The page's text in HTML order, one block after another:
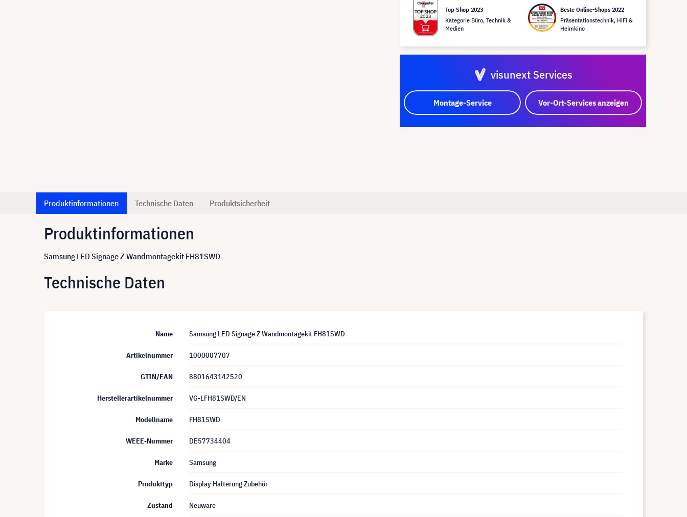
Top Shop 2023
Kategorie Büro, Technik &
Medien
Beste Online-Shops 2022
Präsentationstechnik, HiFi &
Heimkino
visunext Services
Montage-Service Vor-Ort-Services anzeigen
Produktinformationen Technische Daten Produktsicherheit
Produktinformationen
Samsung LED Signage Z Wandmontagekit FH81SWD
Technische Daten
Name Samsung LED Signage Z Wandmontagekit FH81SWD
Artikelnummer 1000007707
GTIN/EAN 8801643142520
Herstellerartikelnummer VG-LFH81SWD/EN
Modellname FH81SWD
WEEE-Nummer DE57734404
Marke Samsung
Produkttyp Display Halterung Zubehör
Zustand Neuware